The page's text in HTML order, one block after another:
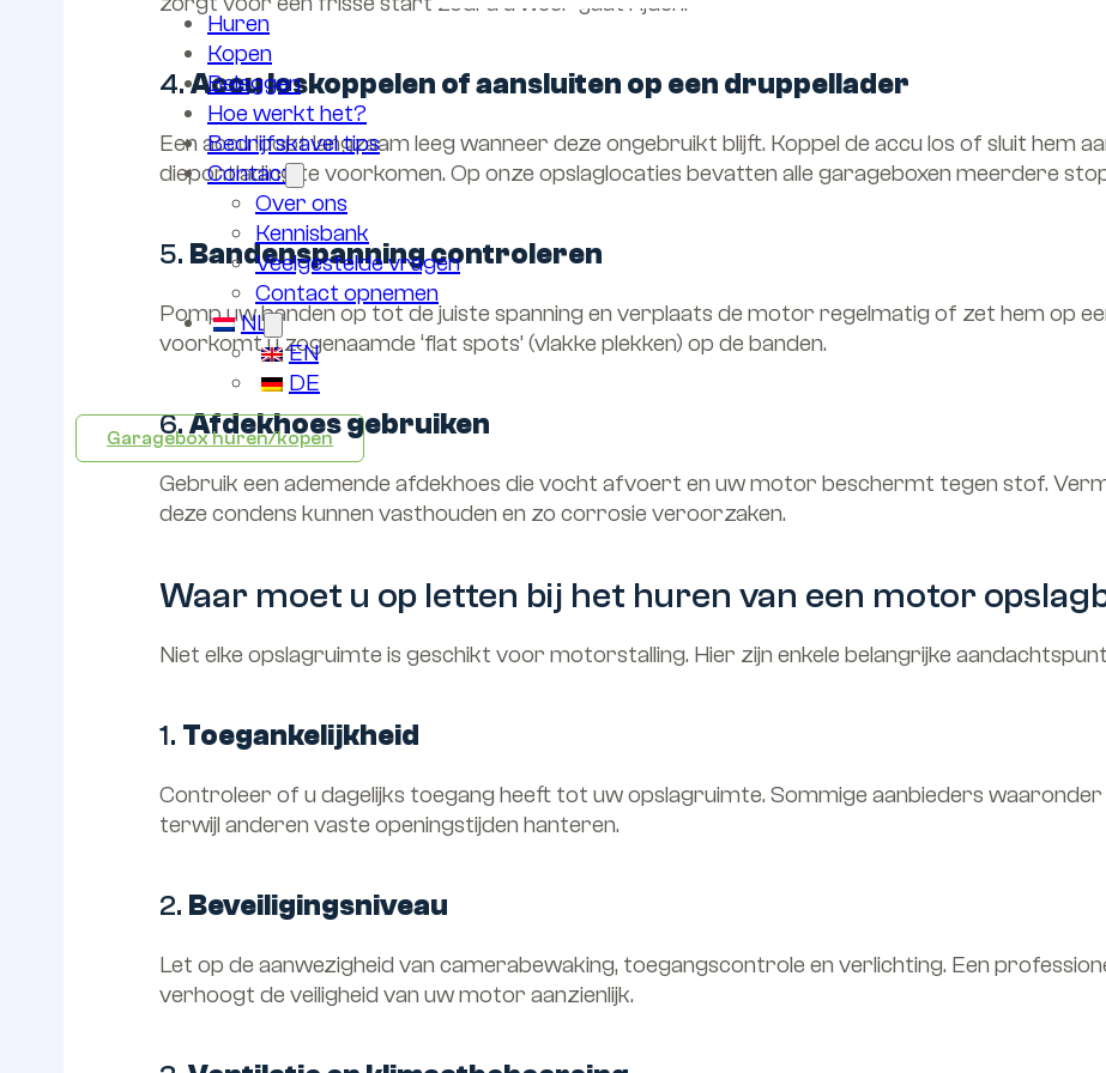
Huren
Kopen
Beleggen
Hoe werkt het?
Bedrijfskavel tips
Contact
Over ons
Kennisbank
Veelgestelde vragen
Contact opnemen
NL
EN
DE
Garagebox huren/kopen
4.Accu loskoppelen of aansluiten op een druppellader
Een accu loopt langzaam leeg wanneer deze ongebruikt blijft. Koppel de accu los of sluit hem
diepontlading te voorkomen. Op onze opslaglocaties bevatten alle garageboxen meerdere
5. Bandenspanning controleren
Pomp uw banden op tot de juiste spanning en verplaats de motor regelmatig of zet hem op
voorkomt u zogenaamde ‘flat spots’ (vlakke plekken) op de banden.
6.Afdekhoes gebruiken
Gebruik een ademende afdekhoes die vocht afvoert en uw motor beschermt tegen stof.
deze condens kunnen vasthouden en zo corrosie veroorzaken.
Waar moet u op letten bij het huren van een motor
Niet elke opslagruimte is geschikt voor motorstalling. Hier zijn enkele belangrijke
1. Toegankelijkheid
Controleer of u dagelijks toegang heeft tot uw opslagruimte. Sommige aanbieders waaronder
terwijl anderen vaste openingstijden hanteren.
2. Beveiligingsniveau
Let op de aanwezigheid van camerabewaking, toegangscontrole en verlichting. Een
verhoogt de veiligheid van uw motor aanzienlijk.